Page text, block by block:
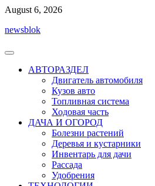
Перейти
содержимому
August 6, 2026
newsblok
АВТОРАЗДЕЛ
Двигатель автомобиля
Кузов авто
Топливная система
Ходовая часть
ДАЧА И ОГОРОД
Болезни растений
Деревья и кустарники
Инвентарь для дачи
Рассада
Удобрения